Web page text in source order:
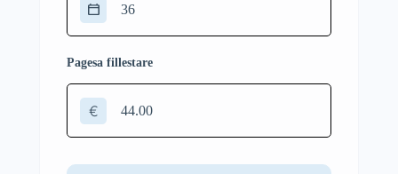
Pagesa fillestare
€